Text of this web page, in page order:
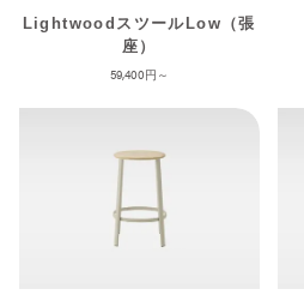
LightwoodスツールLow（張
座）
59,400